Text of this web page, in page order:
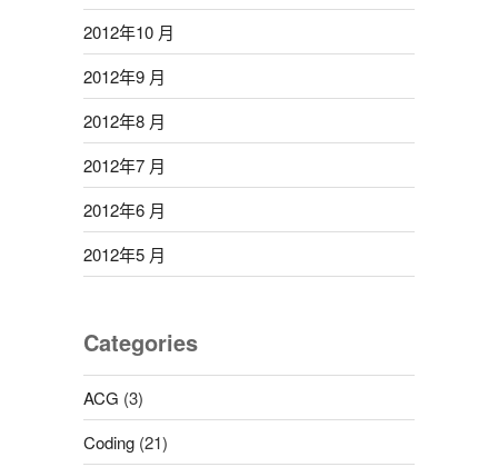
2012年10 月
2012年9 月
2012年8 月
2012年7 月
2012年6 月
2012年5 月
Categories
ACG (3)
Coding(21)